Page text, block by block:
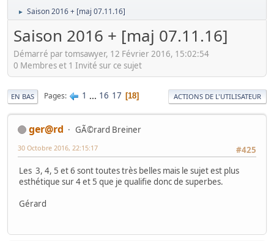
► Saison 2016 + [maj 07.11.16]
Saison 2016 + [maj 07.11.16]
Démarré par tomsawyer, 12 Février 2016, 15:02:54
0 Membres et 1 Invité sur ce sujet
EN BAS Pages 1 ... 16 17 18 ACTIONS DE L'UTILISATEUR
ger@rd
GÃ©rard Breiner
#425
30 Octobre 2016, 22:15:17
Les 3, 4, 5 et 6 sont toutes très belles mais le sujet est plus
esthétique sur 4 et 5 que je qualifie donc de superbes.
Gérard